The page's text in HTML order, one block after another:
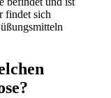
findet sich